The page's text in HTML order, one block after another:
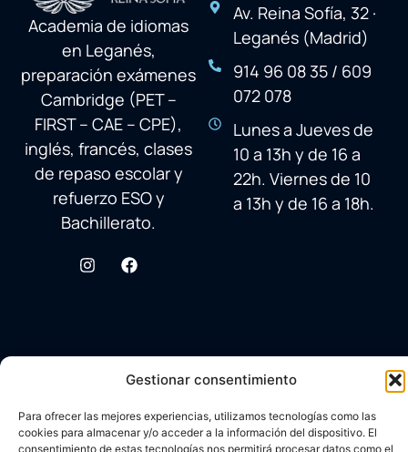
Gestionar consentimiento
Para ofrecer las mejores experiencias, utilizamos tecnologías como las
cookies para almacenar y/o acceder a la información del dispositivo. El
consentimiento de estas tecnologías nos permitirá procesar datos como el
Academia de idiomas
en Leganés,
preparación exámenes
Cambridge (PET –
FIRST – CAE – CPE),
inglés, francés, clases
de repaso escolar y
refuerzo ESO y
Bachillerato.
Av. Reina Sofía, 32 ·
Leganés (Madrid)
914 96 08 35 / 609
072 078
Lunes a Jueves de
10 a 13h y de 16 a
22h. Viernes de 10
a 13h y de 16 a 18h.